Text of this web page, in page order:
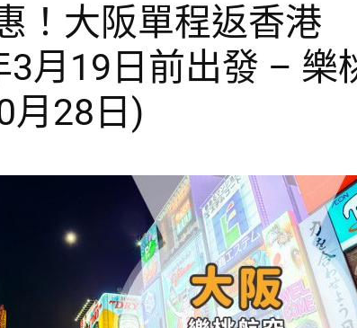
！大阪單程返香港
3月19日前出發 – 樂
月28日)